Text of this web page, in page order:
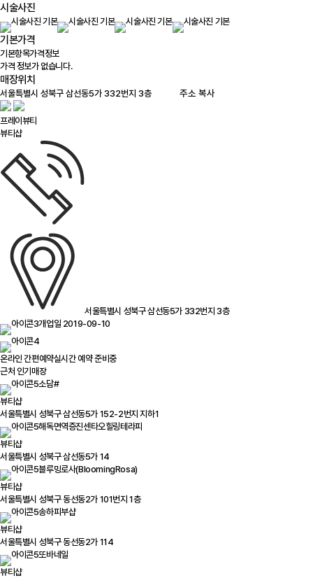
시술사진
기본가격
기본항목가격정보
가격 정보가 없습니다.
매장위치
주소 복사
프레이뷰티
뷰티샵
서울특별시 성북구 삼선동5가 332번지 3층
개업일 2019-09-10
온라인 간편예약실시간 예약 준비중
근처 인기매장
소담#
뷰티샵
서울특별시 성북구 삼선동5가 152-2번지 지하1
해독면역증진센타오힐링테라피
뷰티샵
서울특별시 성북구 삼선동5가 14
블루밍로사(BloomingRosa)
뷰티샵
서울특별시 성북구 동선동2가 101번지 1층
송하피부샵
뷰티샵
서울특별시 성북구 동선동2가 114
또바네일
뷰티샵